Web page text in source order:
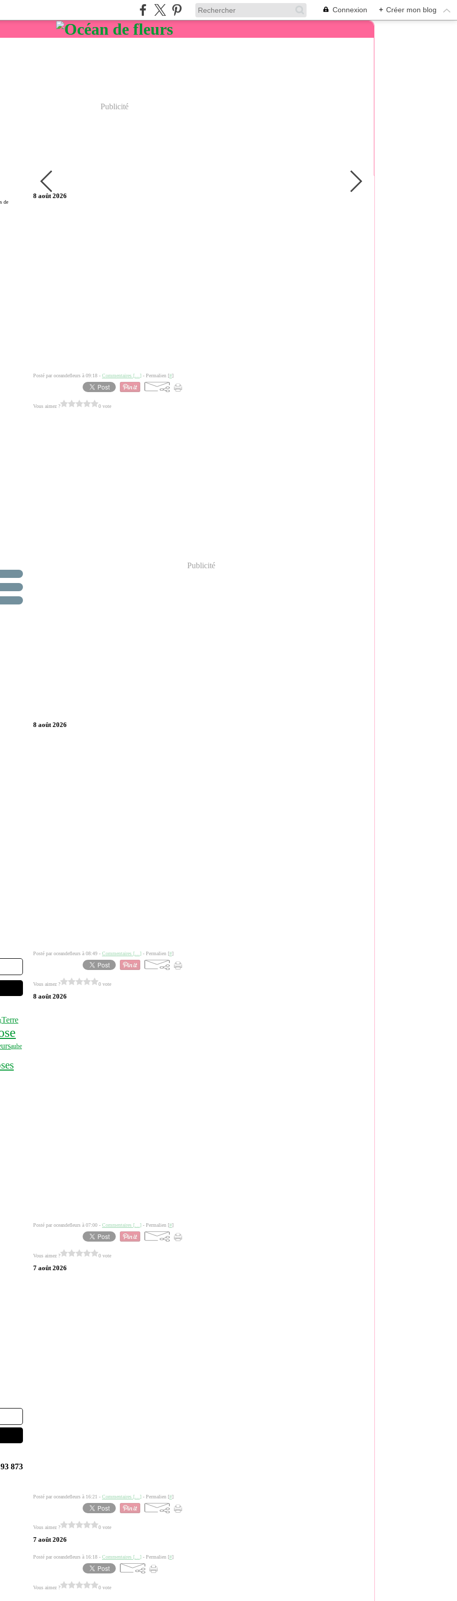
Connexion + Créer mon blog
Publicité
de
Terre
aube
93 873
8 août 2026
Posté par oceandefleurs à 09:18 - Commentaires [ ] - Permalien [#]
Vous aimez ? 0 vote
Publicité
8 août 2026
Posté par oceandefleurs à 08:49 - Commentaires [ ] - Permalien [#]
Vous aimez ? 0 vote
8 août 2026
Posté par oceandefleurs à 07:00 - Commentaires [ ] - Permalien [#]
Vous aimez ? 0 vote
7 août 2026
Posté par oceandefleurs à 16:21 - Commentaires [ ] - Permalien [#]
Vous aimez ? 0 vote
7 août 2026
Posté par oceandefleurs à 16:18 - Commentaires [ ] - Permalien [#]
Vous aimez ? 0 vote